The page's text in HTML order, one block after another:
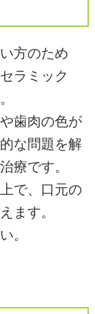
方のため
ラミック
歯肉の色が
な問題を解
療です。
で、口元の
ます。
。